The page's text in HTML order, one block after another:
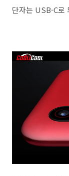
단자는 USB-C로